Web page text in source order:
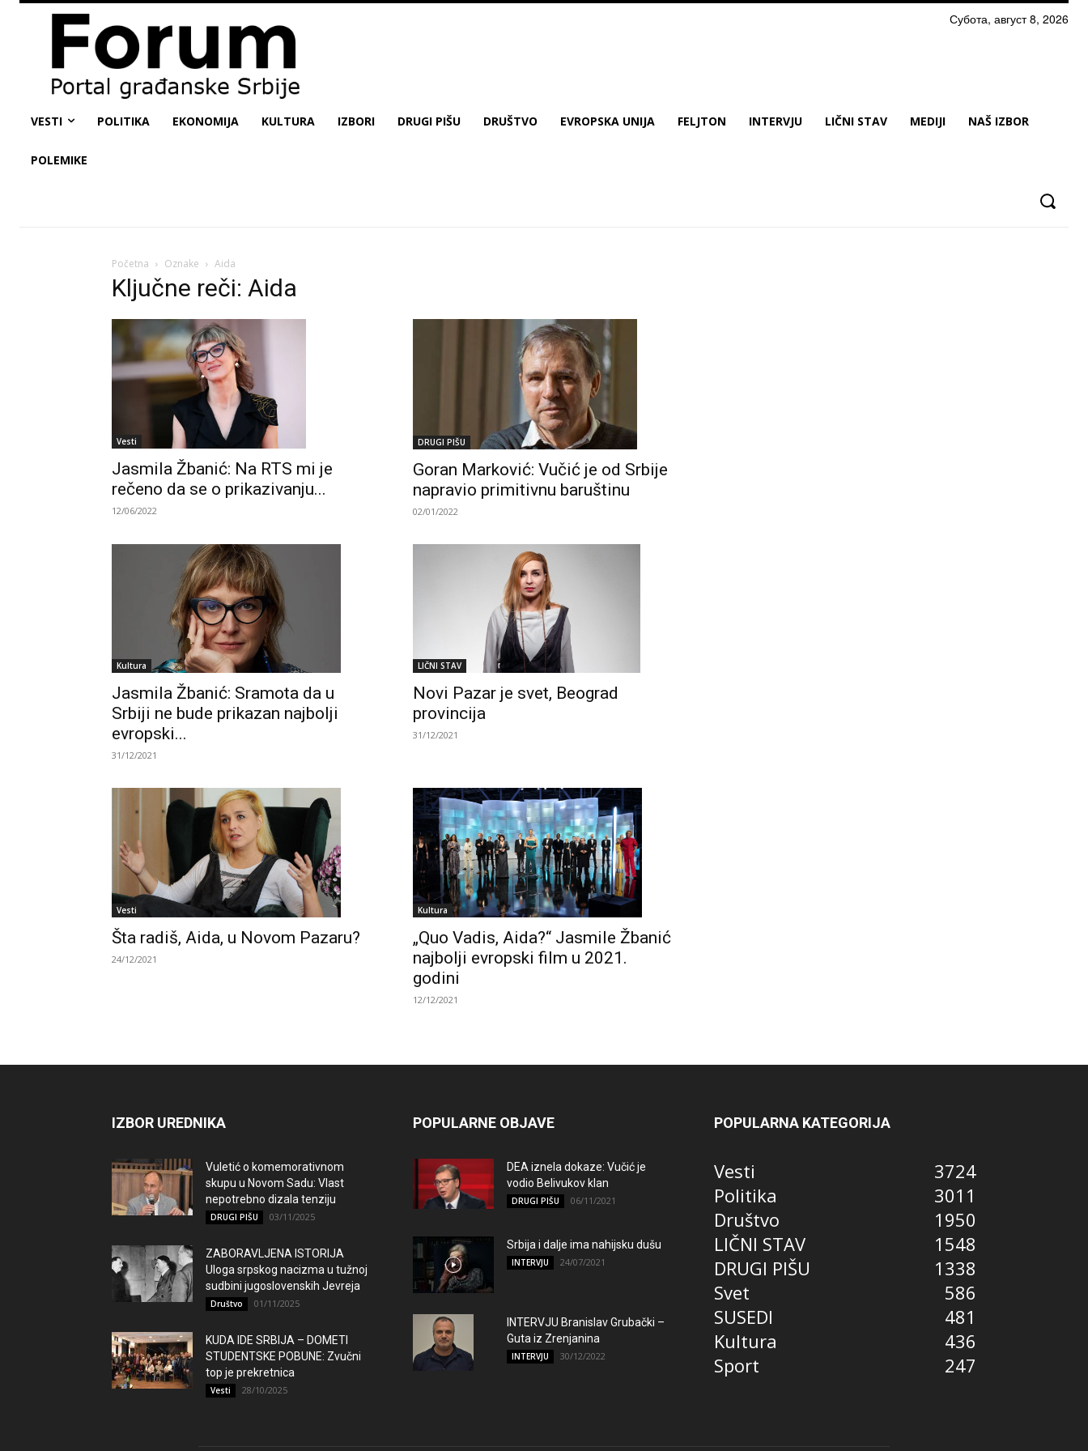
Субота, август 8, 2026
VESTI POLITIKA EKONOMIJA KULTURA IZBORI DRUGI PIŠU DRUŠTVO EVROPSKA UNIJA FELJTON INTERVJU LIČNI STAV MEDIJI NAŠ IZBOR
POLEMIKE
Početna Oznake Aida
Ključne reči: Aida
Vesti
Jasmila Žbanić: Na RTS mi je
rečeno da se o prikazivanju...
12/06/2022
DRUGI PIŠU
Goran Marković: Vučić je od Srbije
napravio primitivnu baruštinu
02/01/2022
Kultura
Jasmila Žbanić: Sramota da u
Srbiji ne bude prikazan najbolji
evropski...
31/12/2021
LIČNI STAV
Novi Pazar je svet, Beograd
provincija
31/12/2021
Vesti
Šta radiš, Aida, u Novom Pazaru?
24/12/2021
Kultura
„Quo Vadis, Aida?“ Jasmile Žbanić
najbolji evropski film u 2021.
godini
12/12/2021
IZBOR UREDNIKA
Vuletić o komemorativnom
skupu u Novom Sadu: Vlast
nepotrebno dizala tenziju
DRUGI PIŠU 03/11/2025
ZABORAVLJENA ISTORIJA
Uloga srpskog nacizma u tužnoj
sudbini jugoslovenskih Jevreja
Društvo 01/11/2025
KUDA IDE SRBIJA – DOMETI
STUDENTSKE POBUNE: Zvučni
top je prekretnica
Vesti 28/10/2025
POPULARNE OBJAVE
DEA iznela dokaze: Vučić je
vodio Belivukov klan
DRUGI PIŠU 06/11/2021
Srbija i dalje ima nahijsku dušu
INTERVJU 24/07/2021
INTERVJU Branislav Grubački –
Guta iz Zrenjanina
INTERVJU 30/12/2022
POPULARNA KATEGORIJA
Vesti
3724
Politika
3011
Društvo
1950
LIČNI STAV
1548
DRUGI PIŠU
1338
Svet
586
SUSEDI
481
Kultura
436
Sport
247